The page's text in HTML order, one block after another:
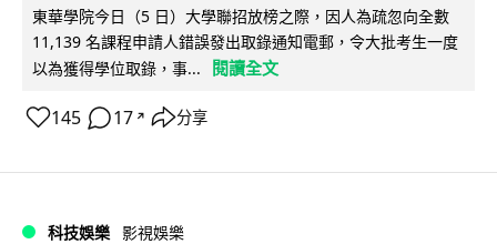
東華學院今日（5 日）大學聯招放榜之際，因人為疏忽向全數
11,139 名課程申請人錯誤發出取錄通知電郵，令大批考生一度
以為獲得學位取錄，事...
閱讀全文
145 17 ↗ 分享
科技娛樂 影視娛樂